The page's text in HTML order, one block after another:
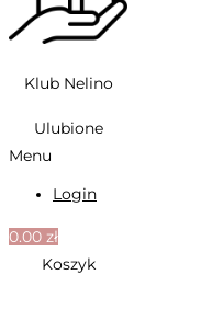
Klub Nelino
Ulubione
Menu
Login
0.00 zł
Koszyk